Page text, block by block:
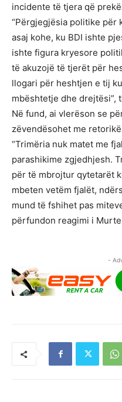
incidente të tjera që
“Përgjegjësia politike për
asaj kohe, ku BDI ishte
ishte figura kryesore
të akuzojë të tjerët për
llogari për heshtjen e tij
mbështetje dhe drejtësi”,
Në fund, ai vlerëson se
zëvendësohet me
“Trimëria nuk matet me
parashikime zgjedhjesh.
për të mbrojtur qytetarët
mbeten vetëm fjalët,
mund të fshihet pas
përfundon reagimi i
-